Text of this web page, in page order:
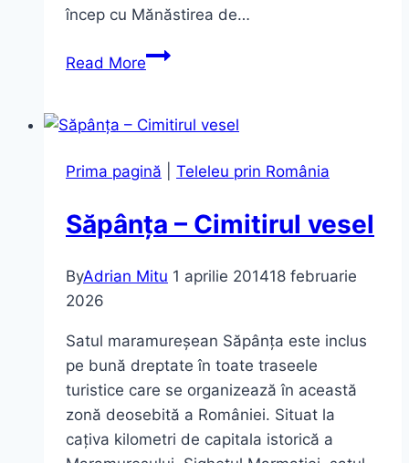
încep cu Mănăstirea de…
Read MoreImprejurimile
Mănăstirea
Prima pagină
Teleleu prin România
Săpânța – Cimitirul vesel
ByAdrian Mitu 1 aprilie 201418 februarie
2026
Satul maramureșean Săpânța este inclus
pe bună dreptate în toate traseele
turistice care se organizează în această
zonă deosebită a României. Situat la
cațiva kilometri de capitala istorică a